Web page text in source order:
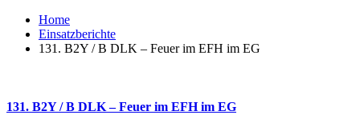
Home
Einsatzberichte
131. B2Y / B DLK – Feuer im EFH im EG
131. B2Y / B DLK – Feuer im EFH im EG